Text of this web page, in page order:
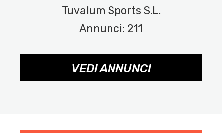
Tuvalum Sports S.L.
Annunci: 211
VEDI ANNUNCI